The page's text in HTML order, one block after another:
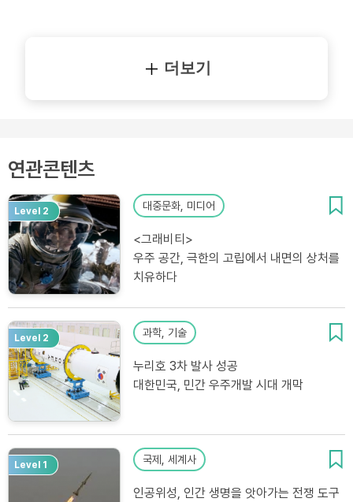
더보기
연관콘텐츠
Level 2 대중문화, 미디어
<그래비티>
우주 공간, 극한의 고립에서 내면의 상처를
치유하다
Level 2 과학, 기술
누리호 3차 발사 성공
대한민국, 민간 우주개발 시대 개막
Level 1 국제, 세계사
인공위성, 인간 생명을 앗아가는 전쟁 도구